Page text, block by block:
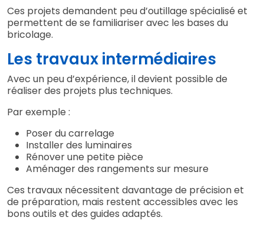
Ces projets demandent peu d’outillage spécialisé et
permettent de se familiariser avec les bases du
bricolage.
Les travaux intermédiaires
Avec un peu d’expérience, il devient possible de
réaliser des projets plus techniques.
Par exemple :
Poser du carrelage
Installer des luminaires
Rénover une petite pièce
Aménager des rangements sur mesure
Ces travaux nécessitent davantage de précision et
de préparation, mais restent accessibles avec les
bons outils et des guides adaptés.